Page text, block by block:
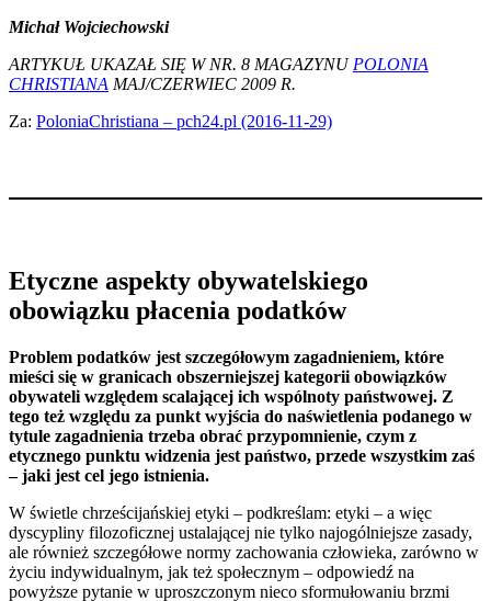
Michał Wojciechowski
ARTYKUŁ UKAZAŁ SIĘ W NR. 8 MAGAZYNU POLONIA
CHRISTIANA MAJ/CZERWIEC 2009 R.
Za: PoloniaChristiana – pch24.pl (2016-11-29)
Etyczne aspekty obywatelskiego
obowiązku płacenia podatków
Problem podatków jest szczegółowym zagadnieniem, które
mieści się w granicach obszerniejszej kategorii obowiązków
obywateli względem scalającej ich wspólnoty państwowej. Z
tego też względu za punkt wyjścia do naświetlenia podanego w
tytule zagadnienia trzeba obrać przypomnienie, czym z
etycznego punktu widzenia jest państwo, przede wszystkim zaś
– jaki jest cel jego istnienia.
W świetle chrześcijańskiej etyki – podkreślam: etyki – a więc
dyscypliny filozoficznej ustalającej nie tylko najogólniejsze zasady,
ale również szczegółowe normy zachowania człowieka, zarówno w
życiu indywidualnym, jak też społecznym – odpowiedź na
powyższe pytanie w uproszczonym nieco sformułowaniu brzmi